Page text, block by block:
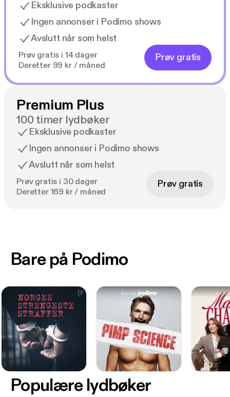
Eksklusive podkaster
Ingen annonser i Podimo shows
Avslutt når som helst
Prøv gratis i 14 dager
Deretter 99 kr / måned
Prøv gratis
Premium Plus
100 timer lydbøker
Eksklusive podkaster
Ingen annonser i Podimo shows
Avslutt når som helst
Prøv gratis i 30 dager
Deretter 169 kr / måned
Prøv gratis
Bare på Podimo
Populære lydbøker